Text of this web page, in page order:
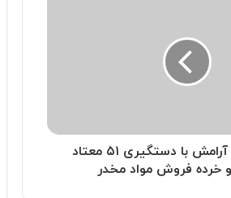
💢اجرای طرح آرامش با دستگیری ۵۱ معتاد
خرده فروش مواد مخدر